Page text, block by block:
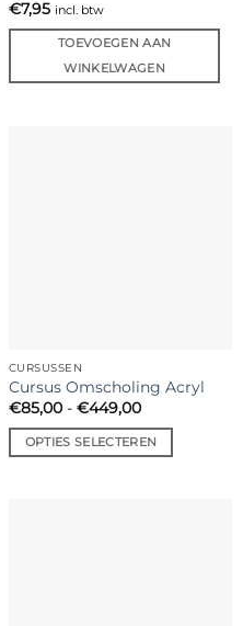
€7,95 incl. btw
TOEVOEGEN AAN
WINKELWAGEN
CURSUSSEN
Cursus Omscholing Acryl
€85,00 - €449,00Prijsklasse:
tot
€449,00
OPTIES SELECTEREN